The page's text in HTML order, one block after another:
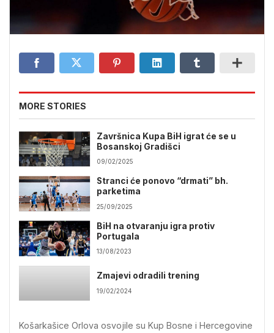
MORE STORIES
Završnica Kupa BiH igrat će se u
Bosanskoj Gradišci
09/02/2025
Stranci će ponovo “drmati” bh.
parketima
25/09/2025
BiH na otvaranju igra protiv
Portugala
13/08/2023
Zmajevi odradili trening
19/02/2024
Košarkašice Orlova osvojile su Kup Bosne i Hercegovine